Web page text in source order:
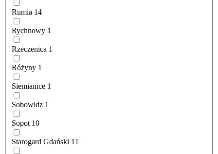
Rumia 14
Rychnowy 1
Rzeczenica 1
Różyny 1
Siemianice 1
Sobowidz 1
Sopot 10
Starogard Gdański 11